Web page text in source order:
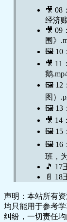
🎥 08
经济
🎥 09
围》
🖼️ 10
🎥 11
鹅
🖼️ 12
图）
🖼️ 13
🎥 14
🖼️ 15
🖼️ 16
班，
🎵 17
📄 18
🎵 19
房？
🎵 20
声明：本站所有
均只能用于参考
纠纷，一切责任